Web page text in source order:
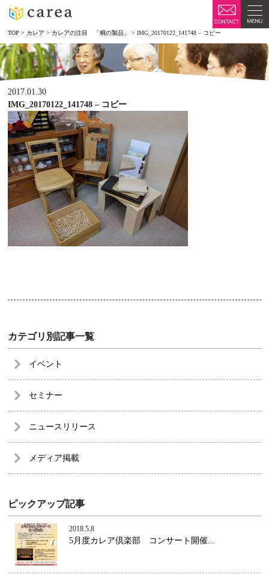
TOP > カレア > カレアの注目 「桐の製品」 >IMG_20170122_141748 – コピー
2017.01.30
IMG_20170122_141748 – コピー
カテゴリ別記事一覧
イベント
セミナー
ニュースリリース
メディア掲載
ピックアップ記事
2018.5.8
5月度カレア倶楽部 コンサート開催...